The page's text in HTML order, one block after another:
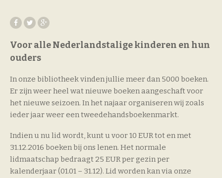
Voor alle Nederlandstalige kinderen en hun
ouders
In onze bibliotheek vinden jullie meer dan 5000 boeken.
Er zijn weer heel wat nieuwe boeken aangeschaft voor
het nieuwe seizoen. In het najaar organiseren wij zoals
ieder jaar weer een tweedehandsboekenmarkt.
Indien u nu lid wordt, kunt u voor 10 EUR tot en met
31.12.2016 boeken bij ons lenen. Het normale
lidmaatschap bedraagt 25 EUR per gezin per
kalenderjaar (01.01 – 31.12). Lid worden kan via onze